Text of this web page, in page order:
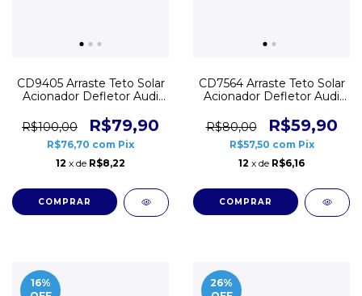
CD9405 Arraste Teto Solar
Acionador Defletor Audi
Webasto
R$100,00 R$79,90
R$76,70 com Pix
12 x de R$8,22
CD7564 Arraste Teto Solar
Acionador Defletor Audi
R$80,00
R$59,90
R$57,50 com Pix
12 x de R$6,16
16%
26%